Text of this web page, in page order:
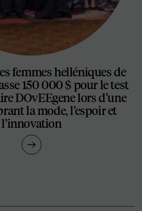
femmes helléniques de
150 000 $ pour le test
DOvEEgene lors d’une
la mode, l’espoir et
l’innovation